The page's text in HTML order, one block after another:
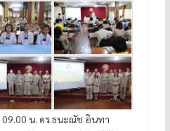
09.00 น. ดร.ธนะณัช อินทา